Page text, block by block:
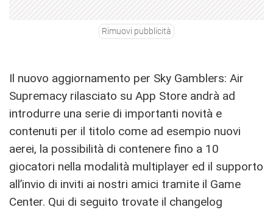
Rimuovi pubblicità
Il nuovo aggiornamento per Sky Gamblers: Air
Supremacy rilasciato su App Store andrà ad
introdurre una serie di importanti novità e
contenuti per il titolo come ad esempio nuovi
aerei, la possibilità di contenere fino a 10
giocatori nella modalità multiplayer ed il supporto
all’invio di inviti ai nostri amici tramite il Game
Center. Qui di seguito trovate il changelog